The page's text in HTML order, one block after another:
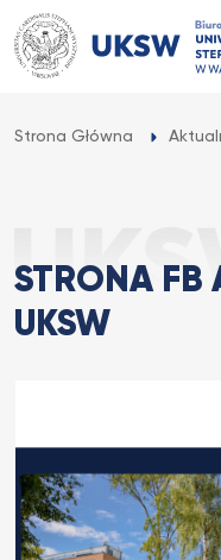
Przejdź
do
treści
Strona Główna
STRONA FB
UKSW